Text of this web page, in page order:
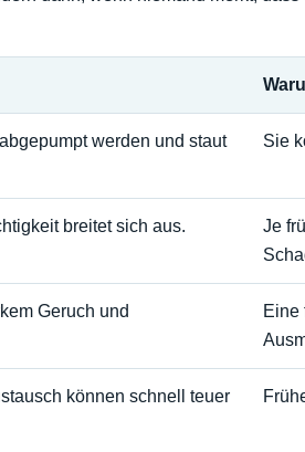
werden und staut
Sie
breitet sich aus.
Je
Geruch und
Eine
können schnell teuer